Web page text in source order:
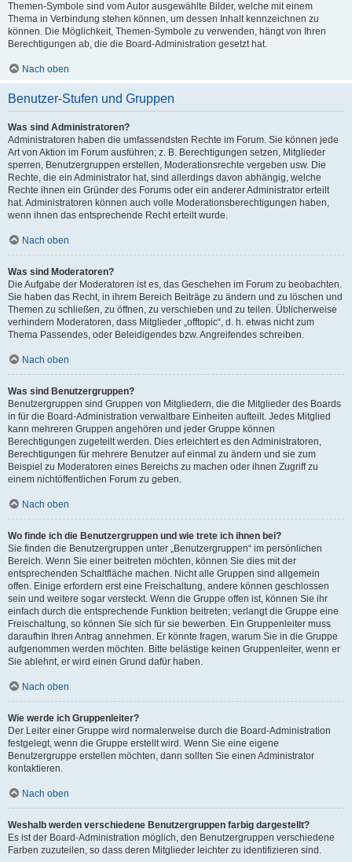
Themen-Symbole sind vom Autor ausgewählte Bilder, welche mit einem
Thema in Verbindung stehen können, um dessen Inhalt kennzeichnen zu
können. Die Möglichkeit, Themen-Symbole zu verwenden, hängt von Ihren
Berechtigungen ab, die die Board-Administration gesetzt hat.
Nach oben
Benutzer-Stufen und Gruppen
Was sind Administratoren?
Administratoren haben die umfassendsten Rechte im Forum. Sie können jede
Art von Aktion im Forum ausführen; z. B. Berechtigungen setzen, Mitglieder
sperren, Benutzergruppen erstellen, Moderationsrechte vergeben usw. Die
Rechte, die ein Administrator hat, sind allerdings davon abhängig, welche
Rechte ihnen ein Gründer des Forums oder ein anderer Administrator erteilt
hat. Administratoren können auch volle Moderationsberechtigungen haben,
wenn ihnen das entsprechende Recht erteilt wurde.
Nach oben
Was sind Moderatoren?
Die Aufgabe der Moderatoren ist es, das Geschehen im Forum zu beobachten.
Sie haben das Recht, in ihrem Bereich Beiträge zu ändern und zu löschen und
Themen zu schließen, zu öffnen, zu verschieben und zu teilen. Üblicherweise
verhindern Moderatoren, dass Mitglieder „offtopic“, d. h. etwas nicht zum
Thema Passendes, oder Beleidigendes bzw. Angreifendes schreiben.
Nach oben
Was sind Benutzergruppen?
Benutzergruppen sind Gruppen von Mitgliedern, die die Mitglieder des Boards
in für die Board-Administration verwaltbare Einheiten aufteilt. Jedes Mitglied
kann mehreren Gruppen angehören und jeder Gruppe können
Berechtigungen zugeteilt werden. Dies erleichtert es den Administratoren,
Berechtigungen für mehrere Benutzer auf einmal zu ändern und sie zum
Beispiel zu Moderatoren eines Bereichs zu machen oder ihnen Zugriff zu
einem nichtöffentlichen Forum zu geben.
Nach oben
Wo finde ich die Benutzergruppen und wie trete ich ihnen bei?
Sie finden die Benutzergruppen unter „Benutzergruppen“ im persönlichen
Bereich. Wenn Sie einer beitreten möchten, können Sie dies mit der
entsprechenden Schaltfläche machen. Nicht alle Gruppen sind allgemein
offen. Einige erfordern erst eine Freischaltung, andere können geschlossen
sein und weitere sogar versteckt. Wenn die Gruppe offen ist, können Sie ihr
einfach durch die entsprechende Funktion beitreten; verlangt die Gruppe eine
Freischaltung, so können Sie sich für sie bewerben. Ein Gruppenleiter muss
daraufhin Ihren Antrag annehmen. Er könnte fragen, warum Sie in die Gruppe
aufgenommen werden möchten. Bitte belästige keinen Gruppenleiter, wenn er
Sie ablehnt, er wird einen Grund dafür haben.
Nach oben
Wie werde ich Gruppenleiter?
Der Leiter einer Gruppe wird normalerweise durch die Board-Administration
festgelegt, wenn die Gruppe erstellt wird. Wenn Sie eine eigene
Benutzergruppe erstellen möchten, dann sollten Sie einen Administrator
kontaktieren.
Nach oben
Weshalb werden verschiedene Benutzergruppen farbig dargestellt?
Es ist der Board-Administration möglich, den Benutzergruppen verschiedene
Farben zuzuteilen, so dass deren Mitglieder leichter zu identifizieren sind.